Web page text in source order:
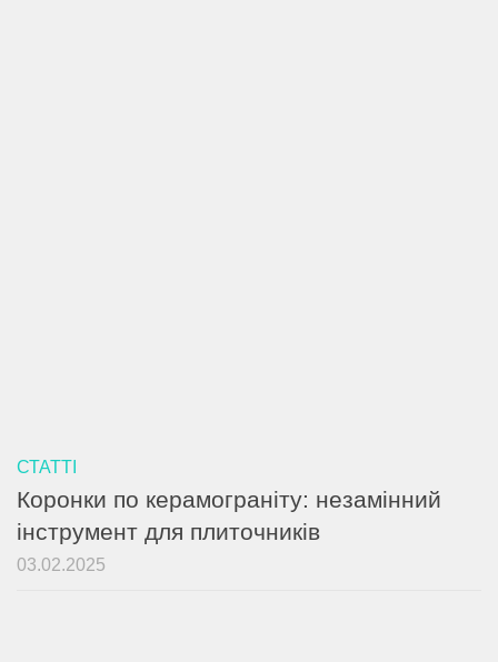
СТАТТІ
Коронки по керамограніту: незамінний
інструмент для плиточників
03.02.2025